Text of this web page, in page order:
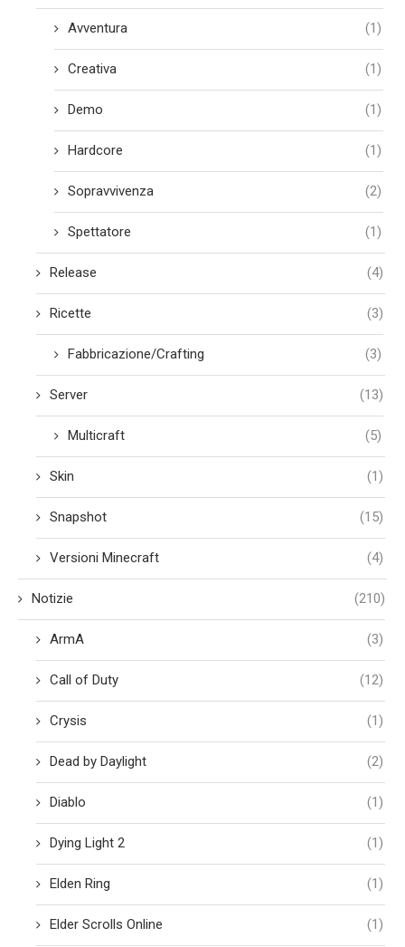
Avventura (1)
Creativa (1)
Demo (1)
Hardcore (1)
Sopravvivenza (2)
Spettatore (1)
Release (4)
Ricette (3)
Fabbricazione/Crafting (3)
Server (13)
Multicraft (5)
Skin (1)
Snapshot (15)
Versioni Minecraft (4)
Notizie (210)
ArmA (3)
Call of Duty (12)
Crysis (1)
Dead by Daylight (2)
Diablo (1)
Dying Light 2 (1)
Elden Ring (1)
Elder Scrolls Online (1)